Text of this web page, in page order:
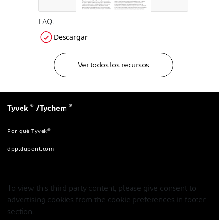
FAQ.
Descargar
Ver todos los recursos
Tyvek ® /Tychem ®
Por qué Tyvek®
dpp.dupont.com
To view this third-party content, please give consent to
advertising cookies from the cookie preferences in footer
section.